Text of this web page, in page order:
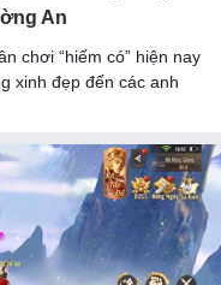
An
chơi “hiếm có” hiện nay
xinh đẹp đến các anh